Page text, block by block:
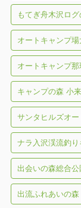
もてぎ舟木沢ロ
オートキャンプ
オートキャンプ
キャンプの森 小
サンタヒルズオ
ナラ入沢渓流釣
出会いの森総合
出流ふれあいの森